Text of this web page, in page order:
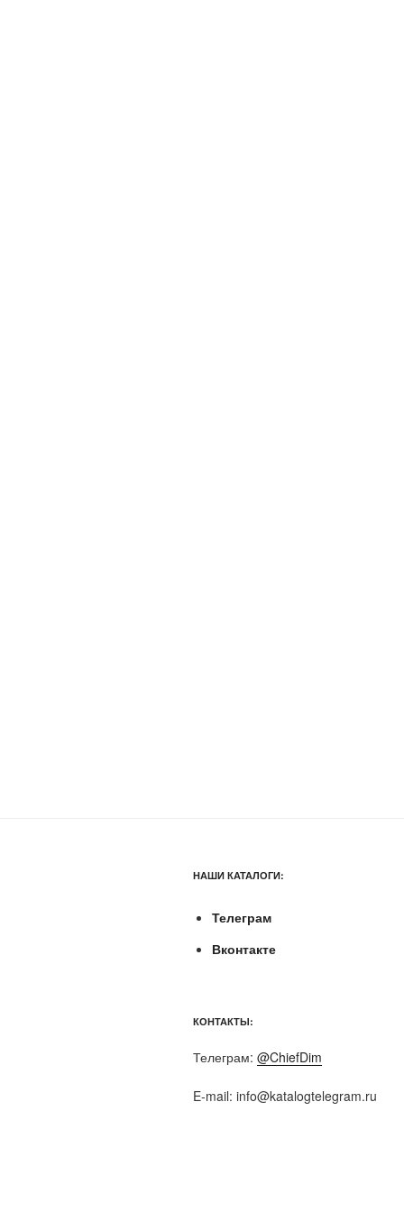
НАШИ КАТАЛОГИ:
Телеграм
Вконтакте
КОНТАКТЫ:
Телеграм: @ChiefDim
E-mail: info@katalogtelegram.ru